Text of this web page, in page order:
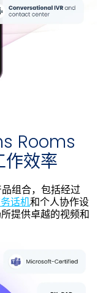
Rooms
作效率
组合，包括经过
话机和个人协作设
提供卓越的视频和